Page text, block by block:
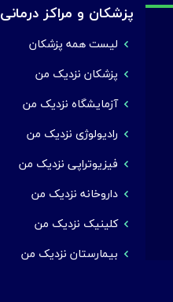
پزشکان و مراکز درمانی
لیست همه پزشکان
پزشکان نزدیک من
آزمایشگاه نزدیک من
رادیولوژی نزدیک من
فیزیوتراپی نزدیک من
داروخانه نزدیک من
کلینیک نزدیک من
بیمارستان نزدیک من